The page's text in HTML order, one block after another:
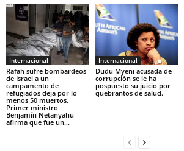
Internacional
Rafah sufre bombardeos
de Israel a un
campamento de
refugiados deja por lo
menos 50 muertos.
Primer ministro
Benjamín Netanyahu
afirma que fue un...
Internacional
Dudu Myeni acusada de
corrupción se le ha
pospuesto su juicio por
quebrantos de salud.